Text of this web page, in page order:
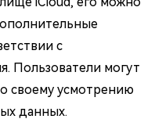
с
Пользователи могут
своему усмотрению
данных.